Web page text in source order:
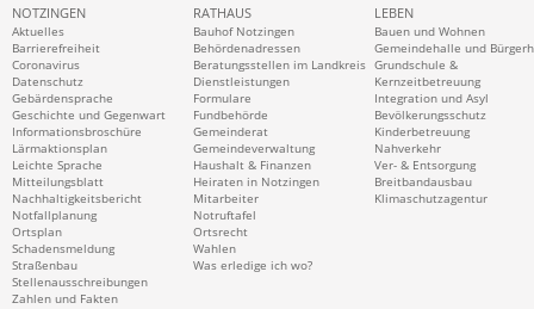
NOTZINGEN
Aktuelles
Barrierefreiheit
Coronavirus
Datenschutz
Gebärdensprache
Geschichte und Gegenwart
Informationsbroschüre
Lärmaktionsplan
Leichte Sprache
Mitteilungsblatt
Nachhaltigkeitsbericht
Notfallplanung
Ortsplan
Schadensmeldung
Straßenbau
Stellenausschreibungen
Zahlen und Fakten
RATHAUS
Bauhof Notzingen
Behördenadressen
Beratungsstellen im Landkreis
Dienstleistungen
Formulare
Fundbehörde
Gemeinderat
Gemeindeverwaltung
Haushalt & Finanzen
Heiraten in Notzingen
Mitarbeiter
Notruftafel
Ortsrecht
Wahlen
Was erledige ich wo?
LEBEN
Bauen und Wohnen
Gemeindehalle und
Grundschule &
Kernzeitbetreuung
Integration und Asyl
Bevölkerungsschutz
Kinderbetreuung
Nahverkehr
Ver- & Entsorgung
Breitbandausbau
Klimaschutzagentur